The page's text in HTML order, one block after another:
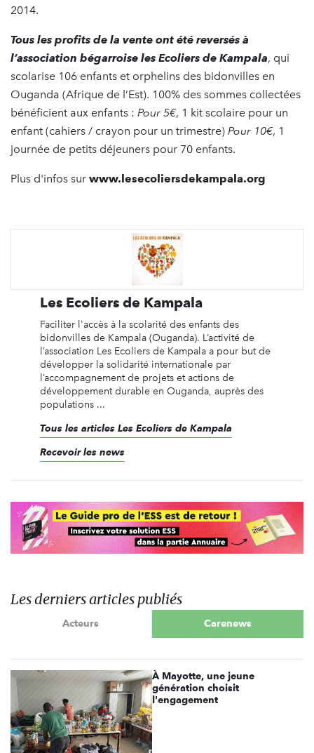
2014.
Tous les profits de la vente ont été reversés à
l’association bégarroise les Ecoliers de Kampala, qui
scolarise 106 enfants et orphelins des bidonvilles en
Ouganda (Afrique de l’Est). 100% des sommes collectées
bénéficient aux enfants : Pour 5€, 1 kit scolaire pour un
enfant (cahiers / crayon pour un trimestre) Pour 10€, 1
journée de petits déjeuners pour 70 enfants.
Plus d'infos sur www.lesecoliersdekampala.org
Les Ecoliers de Kampala
Faciliter l'accès à la scolarité des enfants des
bidonvilles de Kampala (Ouganda). L’activité de
l’association Les Ecoliers de Kampala a pour but de
développer la solidarité internationale par
l’accompagnement de projets et actions de
développement durable en Ouganda, auprès des
populations ...
Tous les articles Les Ecoliers de Kampala
Recevoir les news
Les derniers articles publiés
Acteurs Carenews
À Mayotte, une jeune
génération choisit
l'engagement